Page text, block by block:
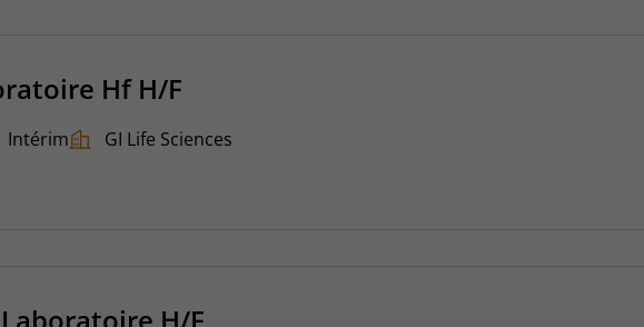
Hf H/F
Intérim
GI Life Sciences